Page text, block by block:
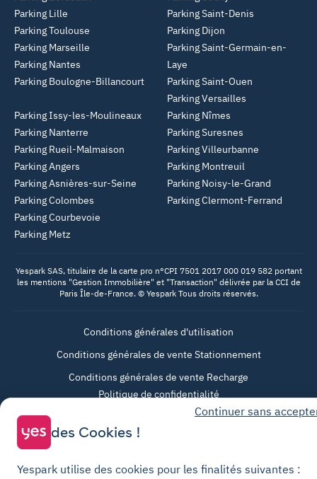
Parking Lille
Parking Toulouse
Parking Marseille
Parking Nantes
Parking Boulogne-Billancourt
Parking Saint-Denis
Parking Dijon
Parking Saint-Germain-en-
Laye
Parking Saint-Ouen
Parking Versailles
Parking Issy-les-Moulineaux
Parking Nanterre
Parking Rueil-Malmaison
Parking Angers
Parking Asnières-sur-Seine
Parking Colombes
Parking Courbevoie
Parking Metz
Parking Nîmes
Parking Suresnes
Parking Villeurbanne
Parking Montreuil
Parking Noisy-le-Grand
Parking Clermont-Ferrand
Yespark SAS, titulaire de la carte pro n°CPI 7501 2017 000 019 582 portant
les mentions "Gestion Immobilière" et "Transaction" délivrée par la CCI de
Paris Île-de-France. © Yespark Tous droits réservés.
Conditions générales d'utilisation
Conditions générales de vente Stationnement
Conditions générales de vente Recharge
Politique de confidentialité
Politique relative aux cookies
Paramètres des cookies
Mentions légales
Continuer sans
des Cookies !
Yespark utilise des cookies pour les finalités suivantes :